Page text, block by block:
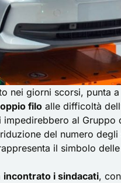
nei giorni scorsi, punta
filo alle difficoltà
al
del numero degli
il simbolo
incontrato i sindacati,